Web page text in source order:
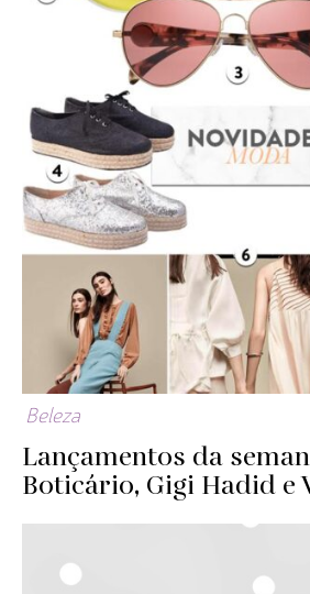
Beleza
Lançamentos da
Boticário, Gigi Hadid e